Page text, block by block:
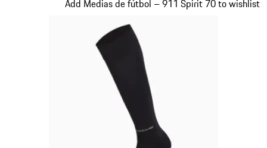
Add Medias de fútbol – 911 Spirit 70 to wishlist